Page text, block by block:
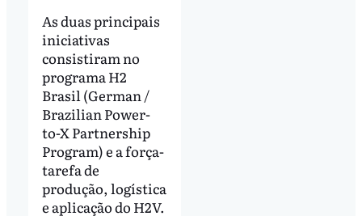
As duas principais
iniciativas
consistiram no
programa H2
Brasil (German /
Brazilian Power-
to-X Partnership
Program) e a força-
tarefa de
produção, logística
e aplicação do H2V.